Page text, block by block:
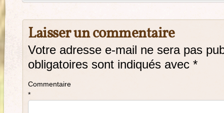
Laisser un commentaire
Votre adresse e-mail ne sera pas
obligatoires sont indiqués avec *
Commentaire
*